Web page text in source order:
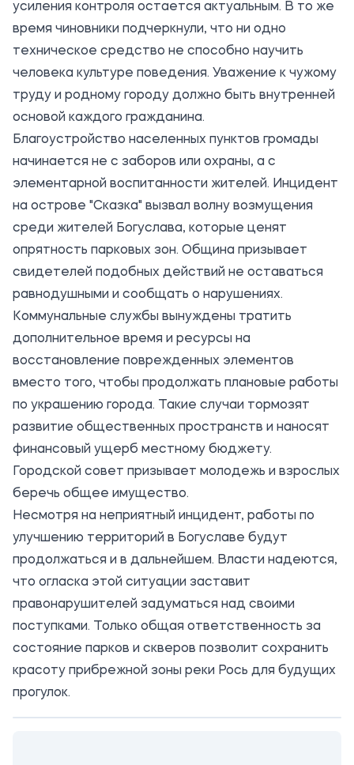
усиления контроля остается актуальным. В то же
время чиновники подчеркнули, что ни одно
техническое средство не способно научить
человека культуре поведения. Уважение к чужому
труду и родному городу должно быть внутренней
основой каждого гражданина.
Благоустройство населенных пунктов громады
начинается не с заборов или охраны, а с
элементарной воспитанности жителей. Инцидент
на острове "Сказка" вызвал волну возмущения
среди жителей Богуслава, которые ценят
опрятность парковых зон. Община призывает
свидетелей подобных действий не оставаться
равнодушными и сообщать о нарушениях.
Коммунальные службы вынуждены тратить
дополнительное время и ресурсы на
восстановление поврежденных элементов
вместо того, чтобы продолжать плановые работы
по украшению города. Такие случаи тормозят
развитие общественных пространств и наносят
финансовый ущерб местному бюджету.
Городской совет призывает молодежь и взрослых
беречь общее имущество.
Несмотря на неприятный инцидент, работы по
улучшению территорий в Богуславе будут
продолжаться и в дальнейшем. Власти надеются,
что огласка этой ситуации заставит
правонарушителей задуматься над своими
поступками. Только общая ответственность за
состояние парков и скверов позволит сохранить
красоту прибрежной зоны реки Рось для будущих
прогулок.